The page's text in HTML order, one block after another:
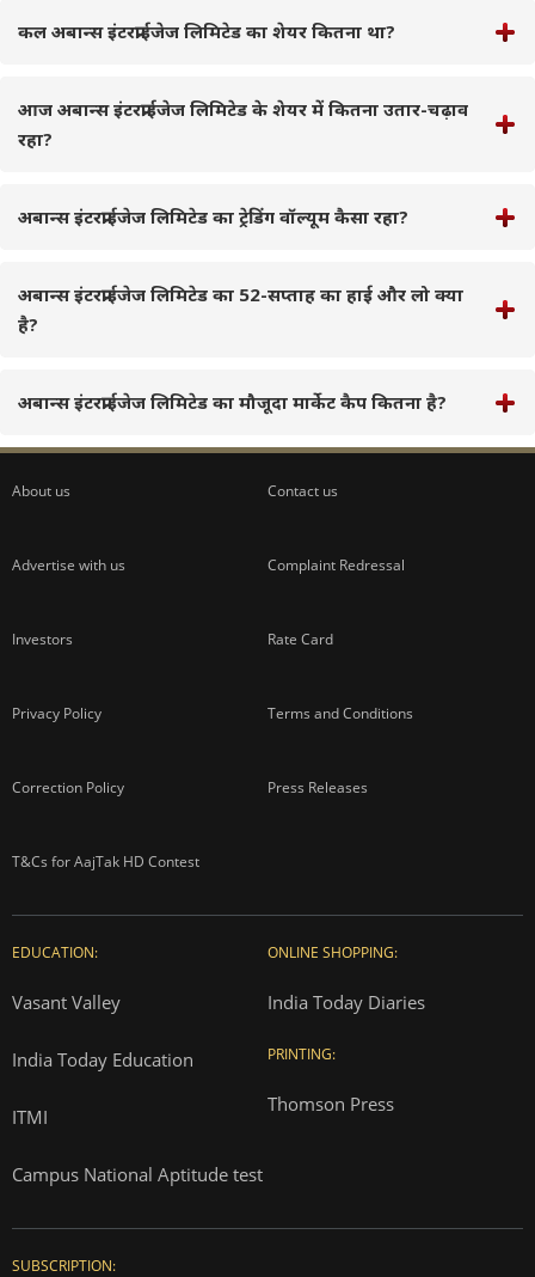
कल अबान्स इंटरप्राईजेज लिमिटेड का शेयर कितना था?
आज अबान्स इंटरप्राईजेज लिमिटेड के शेयर में कितना उतार-चढ़ाव
रहा?
अबान्स इंटरप्राईजेज लिमिटेड का ट्रेडिंग वॉल्यूम कैसा रहा?
अबान्स इंटरप्राईजेज लिमिटेड का 52-सप्ताह का हाई और लो क्या
है?
अबान्स इंटरप्राईजेज लिमिटेड का मौजूदा मार्केट कैप कितना है?
About us Contact us
Advertise with us Complaint Redressal
Investors Rate Card
Privacy Policy Terms and Conditions
Correction Policy Press Releases
T&Cs for AajTak HD Contest
EDUCATION:
Vasant Valley
India Today Education
ITMI
Campus National Aptitude test
ONLINE SHOPPING:
India Today Diaries
PRINTING:
Thomson Press
SUBSCRIPTION: